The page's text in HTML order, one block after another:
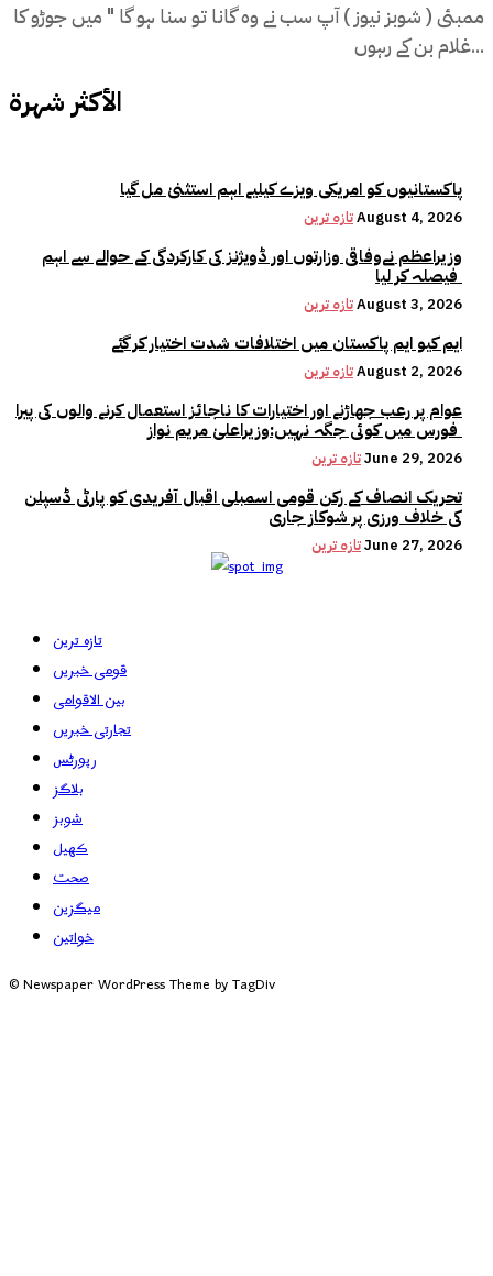
ممبئی ( شوبز نیوز ) آپ سب نے وہ گانا تو سنا ہو گا " میں جوڑو کا
غلام بن کے رہوں...
الأكثر شهرة
پاکستانیوں کو امریکی ویزے کیلیے اہم استثنیٰ مل گیا
تازہ ترینAugust 4, 2026
وزیراعظم نےوفاقی وزارتوں اور ڈویژنز کی کارکردگی کے حوالے سے اہم
تازہ ترینAugust 3, 2026
ایم کیو ایم پاکستان میں اختلافات شدت اختیار کر گئے
تازہ ترینAugust 2, 2026
عوام پر رعب جھاڑنے اور اختیارات کا ناجائز استعمال کرنے والوں کی پیرا
تازہ ترینJune 29, 2026
تحریک انصاف کے رکن قومی اسمبلی اقبال آفریدی کو پارٹی ڈسپلن
کی خلاف ورزی پر شوکاز جاری
تازہ ترینJune 27, 2026
تازہ ترین
قومی خبریں
بین الاقوامی
تجارتی خبریں
رپورٹس
بلاگز
شوبز
کھیل
صحت
میگزین
خواتین
© Newspaper WordPress Theme by TagDiv